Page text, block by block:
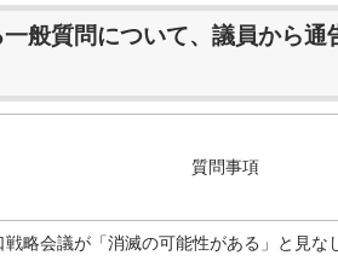
般質問について、議員から通
質問事項
戦略会議が「消滅の可能性がある」と見な